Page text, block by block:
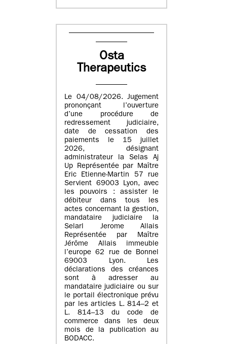
Osta
Therapeutics
Le 04/08/2026. Jugement
prononçant l’ouverture
d’une procédure de
redressement judiciaire,
date de cessation des
paiements le 15 juillet
2026, désignant
administrateur la Selas Aj
Up Représentée par Maître
Eric Etienne-Martin 57 rue
Servient 69003 Lyon, avec
les pouvoirs : assister le
débiteur dans tous les
actes concernant la gestion,
mandataire judiciaire la
Selarl Jerome Allais
Représentée par Maître
Jérôme Allais immeuble
l’europe 62 rue de Bonnel
69003 Lyon. Les
déclarations des créances
sont à adresser au
mandataire judiciaire ou sur
le portail électronique prévu
par les articles L. 814–2 et
L. 814–13 du code de
commerce dans les deux
mois de la publication au
BODACC.